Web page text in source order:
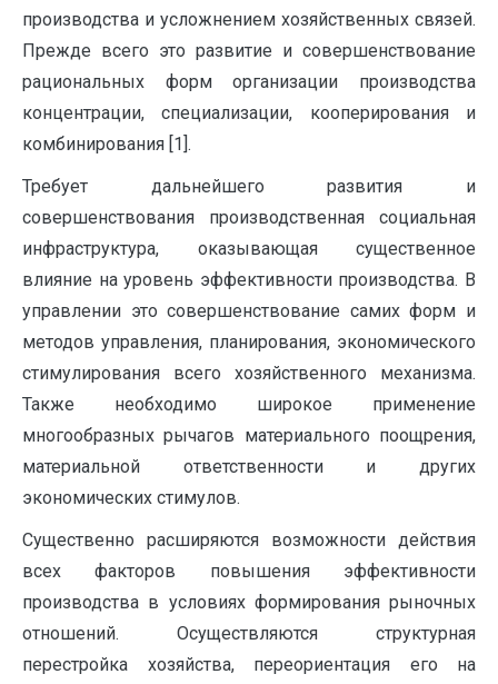
производства и усложнением хозяйственных связей.
Прежде всего это развитие и совершенствование
рациональных форм организации производства
концентрации, специализации, кооперирования и
комбинирования [1].
Требует дальнейшего развития и
совершенствования производственная социальная
инфраструктура, оказывающая существенное
влияние на уровень эффективности производства. В
управлении это совершенствование самих форм и
методов управления, планирования, экономического
стимулирования всего хозяйственного механизма.
Также необходимо широкое применение
многообразных рычагов материального поощрения,
материальной ответственности и других
экономических стимулов.
Существенно расширяются возможности действия
всех факторов повышения эффективности
производства в условиях формирования рыночных
отношений. Осуществляются структурная
перестройка хозяйства, переориентация его на